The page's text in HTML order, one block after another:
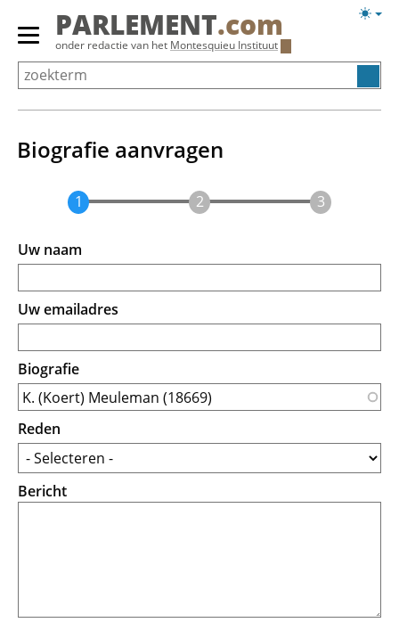
Overslaan
Primair
menu
tonen/verbergen
PARLEMENT.com
onder redactie van het Montesquieu Instituut
Biografie aanvragen
Uw naam
Uw emailadres
Biografie
Reden
Bericht